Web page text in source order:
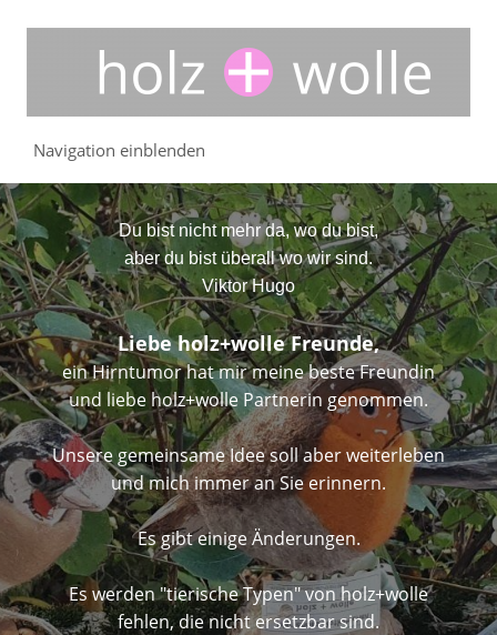
Navigation einblenden
Du bist nicht mehr da, wo du bist,
aber du bist überall wo wir sind.
Viktor Hugo
Liebe holz+wolle Freunde,
ein Hirntumor hat mir meine beste Freundin
und liebe holz+wolle Partnerin genommen.
Unsere gemeinsame Idee soll aber weiterleben
und mich immer an Sie erinnern.
Es gibt einige Änderungen.
Es werden "tierische Typen" von holz+wolle
fehlen, die nicht ersetzbar sind.